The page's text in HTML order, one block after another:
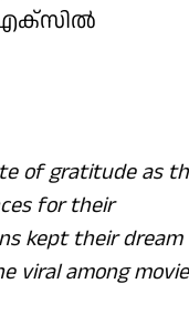
എക്‌സിൽ
of gratitude as
for their
kept their dream
viral among movie